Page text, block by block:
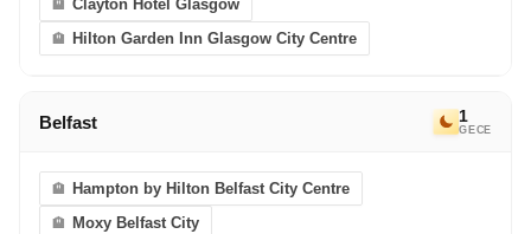
Clayton Hotel Glasgow
Hilton Garden Inn Glasgow City Centre
Belfast 1
GECE
Hampton by Hilton Belfast City Centre
Moxy Belfast City